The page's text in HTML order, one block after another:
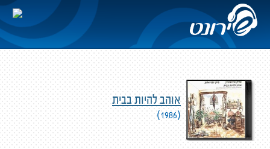
אוהב להיות בבית
(1986)